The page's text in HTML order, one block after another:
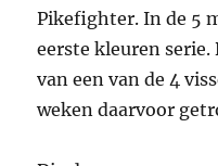
Pikefighter. In de 5
eerste kleuren serie.
van een van de 4
weken daarvoor